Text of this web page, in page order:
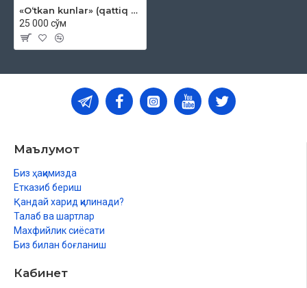
«O‘tkan kunlar» (qattiq muqova)
25 000 сўм
Маълумот
Биз ҳақимизда
Етказиб бериш
Қандай харид қилинади?
Талаб ва шартлар
Махфийлик сиёсати
Биз билан боғланиш
Кабинет